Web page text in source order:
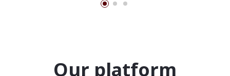
Our platform